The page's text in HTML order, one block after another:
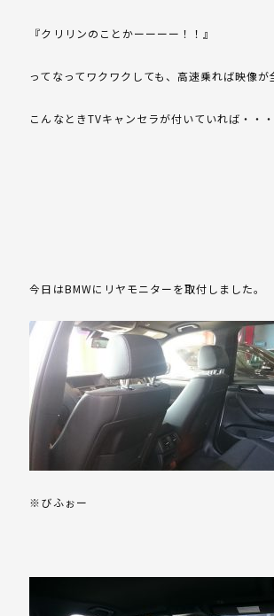
『クリリンのことかーーーー！！』
ってなってワクワクしても、高速乗れば映像が
こんなときTVキャンセラが付いていれば・・・
今日はBMWにリヤモニターを取付しました。
※びふぉー